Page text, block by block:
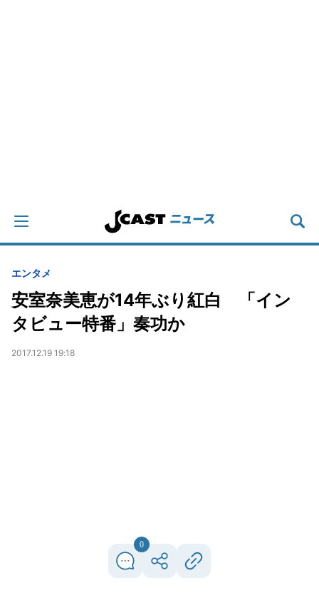
エンタメ
安室奈美恵が14年ぶり紅白 「イン
タビュー特番」奏功か
2017.12.19 19:18
0